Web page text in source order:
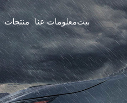
بيتمعلومات عنا منتجات